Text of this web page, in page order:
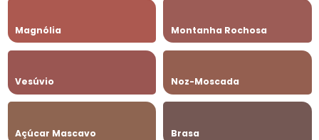
Magnólia Montanha Rochosa
Vesúvio Noz-Moscada
Açúcar Mascavo Brasa